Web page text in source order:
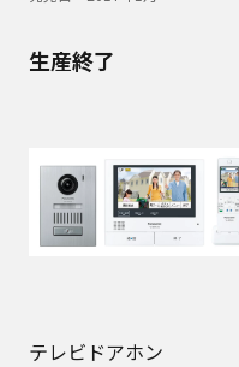
生産終了
テレビドアホン